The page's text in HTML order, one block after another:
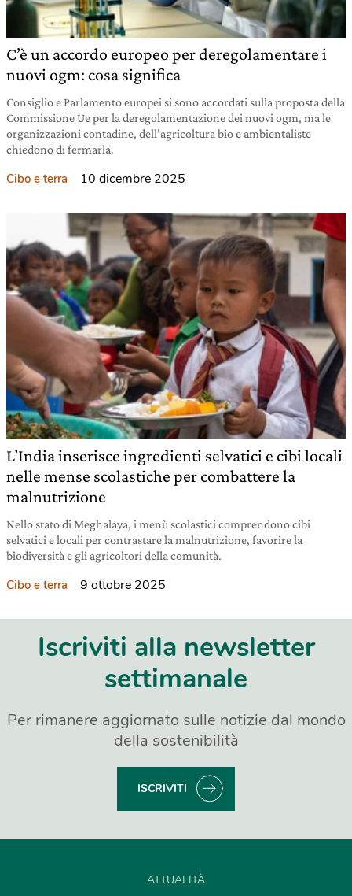
C’è un accordo europeo per deregolamentare i
nuovi ogm: cosa significa
Consiglio e Parlamento europei si sono accordati sulla proposta della
Commissione Ue per la deregolamentazione dei nuovi ogm, ma le
organizzazioni contadine, dell’agricoltura bio e ambientaliste
chiedono di fermarla.
Cibo e terra 10 dicembre 2025
L’India inserisce ingredienti selvatici e cibi locali
nelle mense scolastiche per combattere la
malnutrizione
Nello stato di Meghalaya, i menù scolastici comprendono cibi
selvatici e locali per contrastare la malnutrizione, favorire la
biodiversità e gli agricoltori della comunità.
Cibo e terra 9 ottobre 2025
Iscriviti alla newsletter
settimanale
Per rimanere aggiornato sulle notizie dal mondo
della sostenibilità
ISCRIVITI
ATTUALITÀ